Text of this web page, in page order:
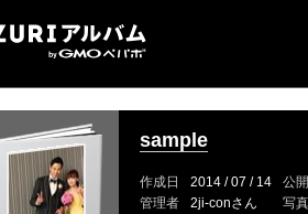
sample
作成日 2014 / 07 / 14 公
管理者
2ji-conさん 写